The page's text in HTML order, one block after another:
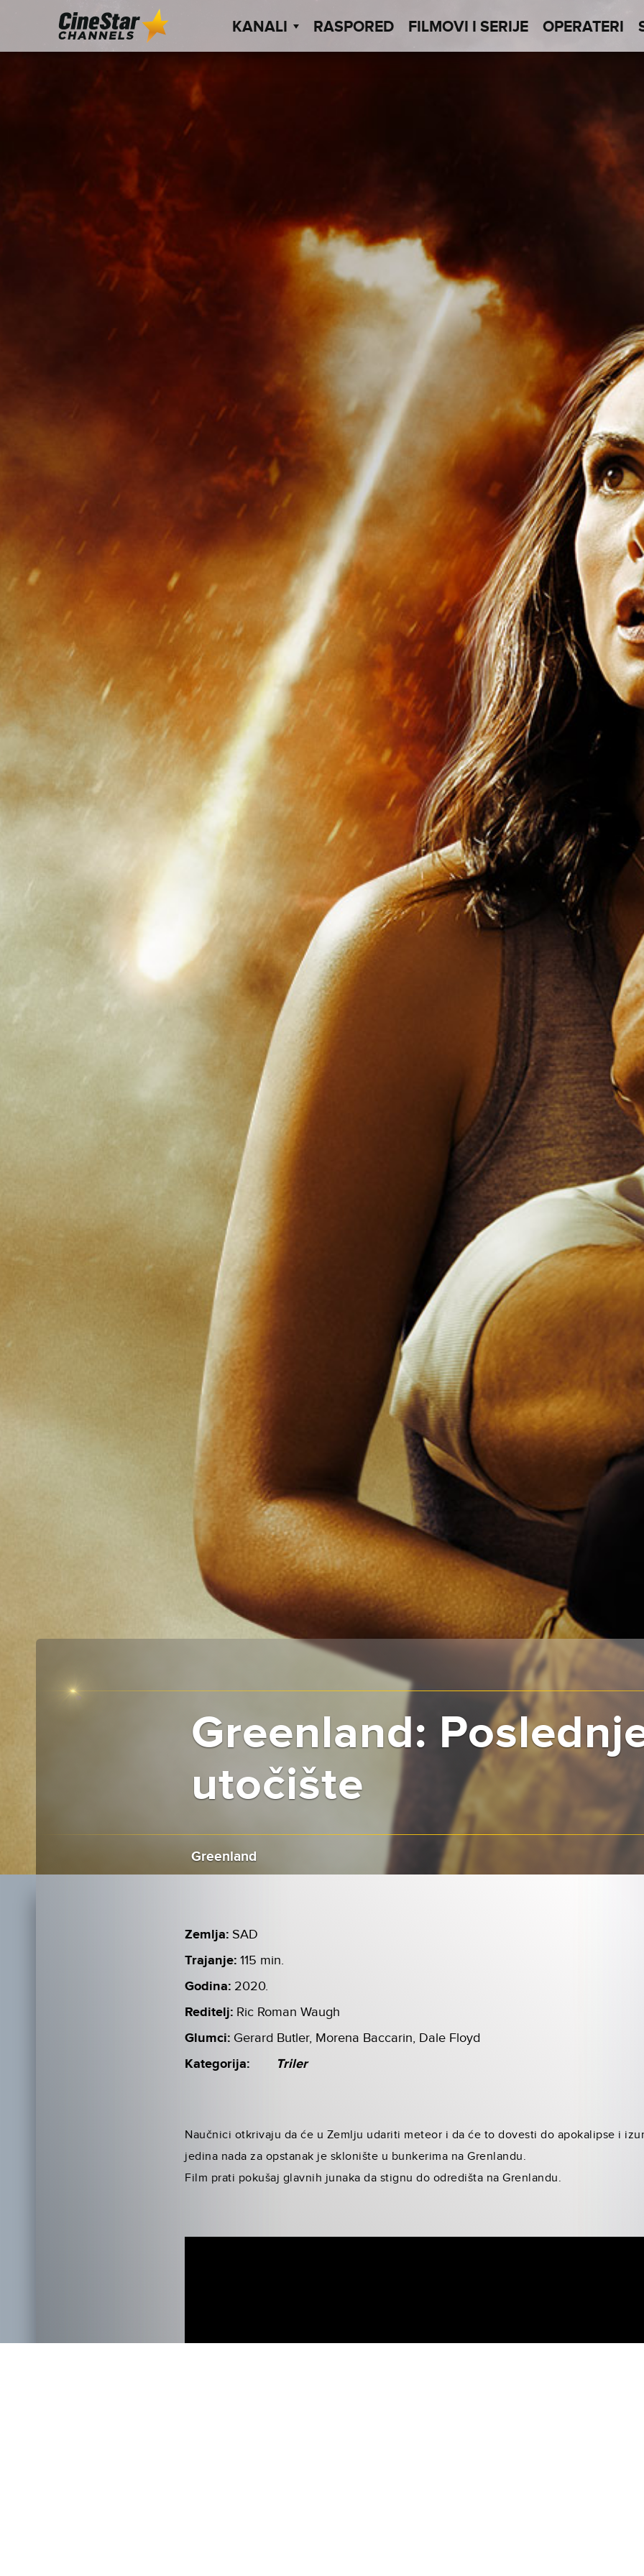
KANALI RASPORED FILMOVI I SERIJE OPERATERI
Greenland:
utočište
Greenland
Zemlja: SAD
Trajanje: 115 min.
Godina: 2020.
Reditelj: Ric Roman Waugh
Glumci: Gerard Butler, Morena Baccarin, Dale Floyd
Kategorija: Triler
Naučnici otkrivaju da će u Zemlju udariti meteor i da će to dovesti do apokalipse i
jedina nada za opstanak je sklonište u bunkerima na Grenlandu.
Film prati pokušaj glavnih junaka da stignu do odredišta na Grenlandu.